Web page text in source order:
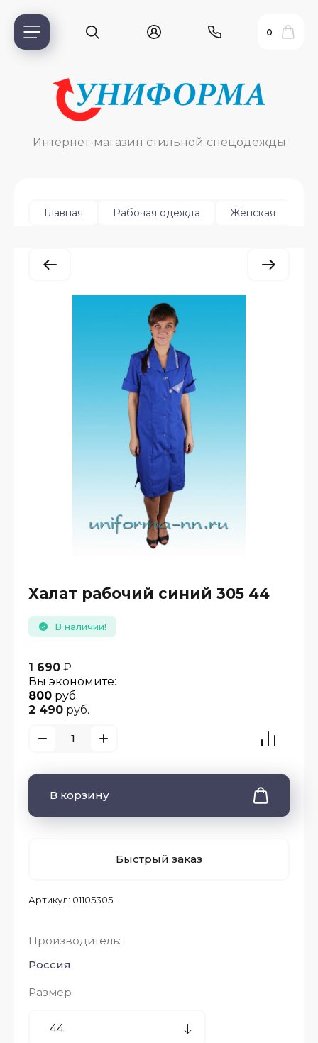
0
Интернет-магазин стильной спецодежды
Главная Рабочая одежда Женская
Халат рабочий синий 305 44
Артикул: 01105305
В наличии!
1 690 ₽
Вы экономите:
800 руб.
2 490 руб.
В корзину
Быстрый заказ
Производитель:
Россия
Размер